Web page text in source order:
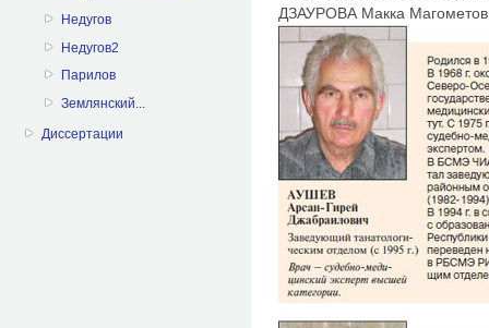
Недугов
Недугов2
Парилов
Землянский...
Диссертации
ДЗАУРОВА Макка